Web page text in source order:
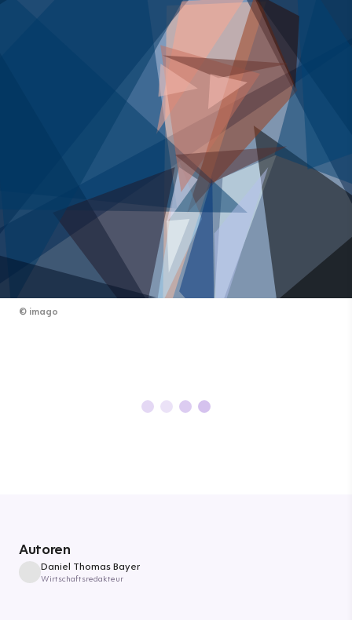
© imago
Autoren
Daniel Thomas Bayer
Wirtschaftsredakteur